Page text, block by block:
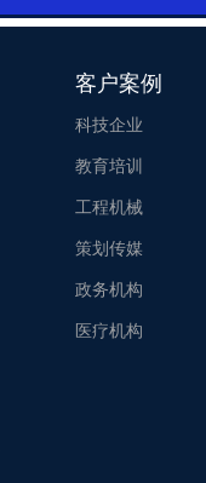
客户案例
科技企业
教育培训
工程机械
策划传媒
政务机构
医疗机构